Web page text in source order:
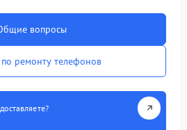
вопросы
ремонту телефонов